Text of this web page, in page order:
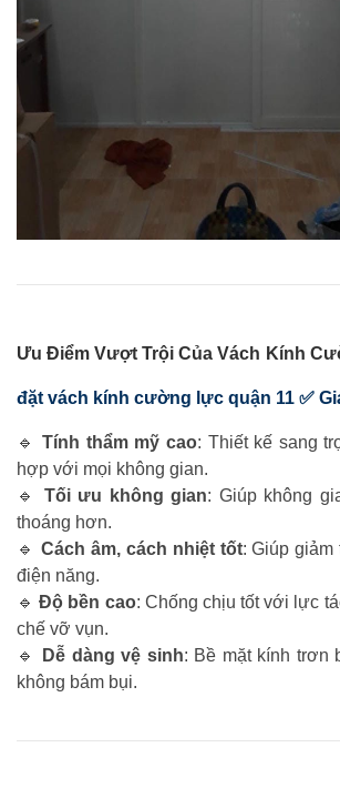
Ưu Điểm Vượt Trội Của Vách Kính
đặt vách kính cường lực quận 11 ✅
🔹Tính thẩm mỹ cao: Thiết kế sang
hợp với mọi không gian.
🔹 Tối ưu không gian: Giúp không
thoáng hơn.
🔹 Cách âm, cách nhiệt tốt: Giúp giảm
điện năng.
🔹Độ bền cao: Chống chịu tốt với lực
chế vỡ vụn.
🔹
Dễ dàng vệ sinh: Bề mặt kính trơn
không bám bụi.